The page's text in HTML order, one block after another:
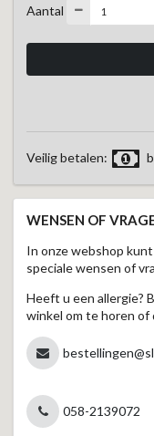
Aantal
Veilig betalen:
WENSEN OF
In onze webshop
speciale wensen of
Heeft u een allergie?
winkel om te horen
058-2139072